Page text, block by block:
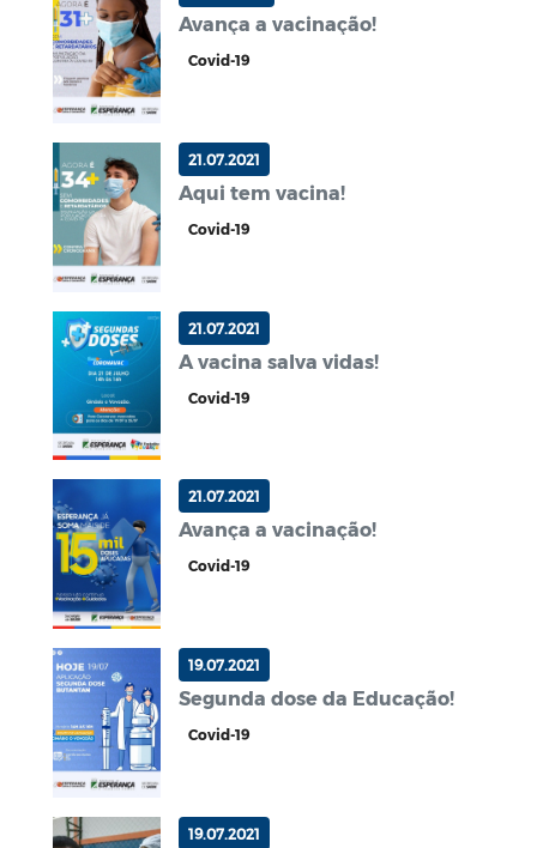
Avança a vacinação!
Covid-19
21.07.2021
Aqui tem vacina!
Covid-19
21.07.2021
A vacina salva vidas!
Covid-19
21.07.2021
Avança a vacinação!
Covid-19
19.07.2021
Segunda dose da Educação!
Covid-19
19.07.2021